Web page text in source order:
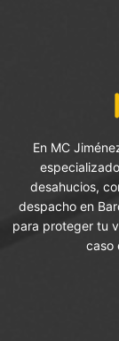
En MC
desahucios,
despacho en
para proteger tu
caso